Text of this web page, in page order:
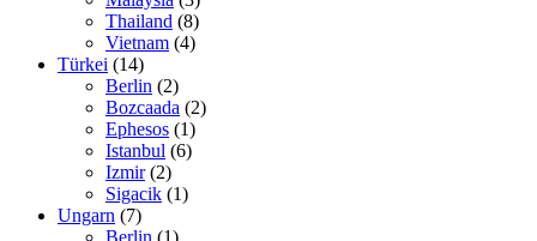
Thailand (8)
Vietnam (4)
Türkei (14)
Berlin (2)
Bozcaada (2)
Ephesos (1)
Istanbul (6)
Izmir(2)
Sigacik (1)
Ungarn (7)
Berlin (1)